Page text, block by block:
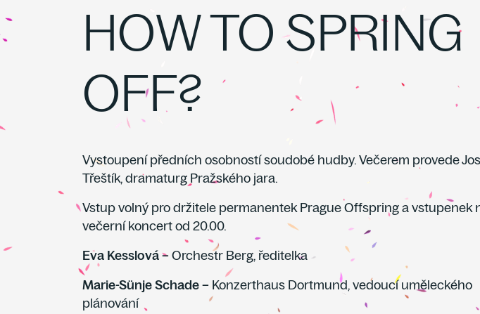
HOW TO SPRING
OFF?
Vystoupení předních osobností soudobé hudby. Večerem provede
Třeštík, dramaturg Pražského jara.
Vstup volný pro držitele permanentek Prague Offspring a vstupenek
večerní koncert od 20.00.
Eva Kesslová – Orchestr Berg, ředitelka
Marie-Sünje Schade –Konzerthaus Dortmund, vedoucí uměleckého
plánování